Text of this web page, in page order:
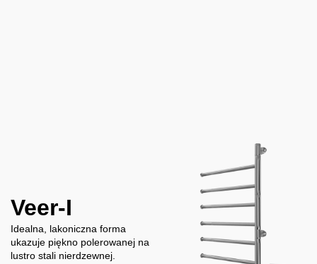
Veer-I
Idealna, lakoniczna forma
ukazuje piękno polerowanej na
lustro stali nierdzewnej.